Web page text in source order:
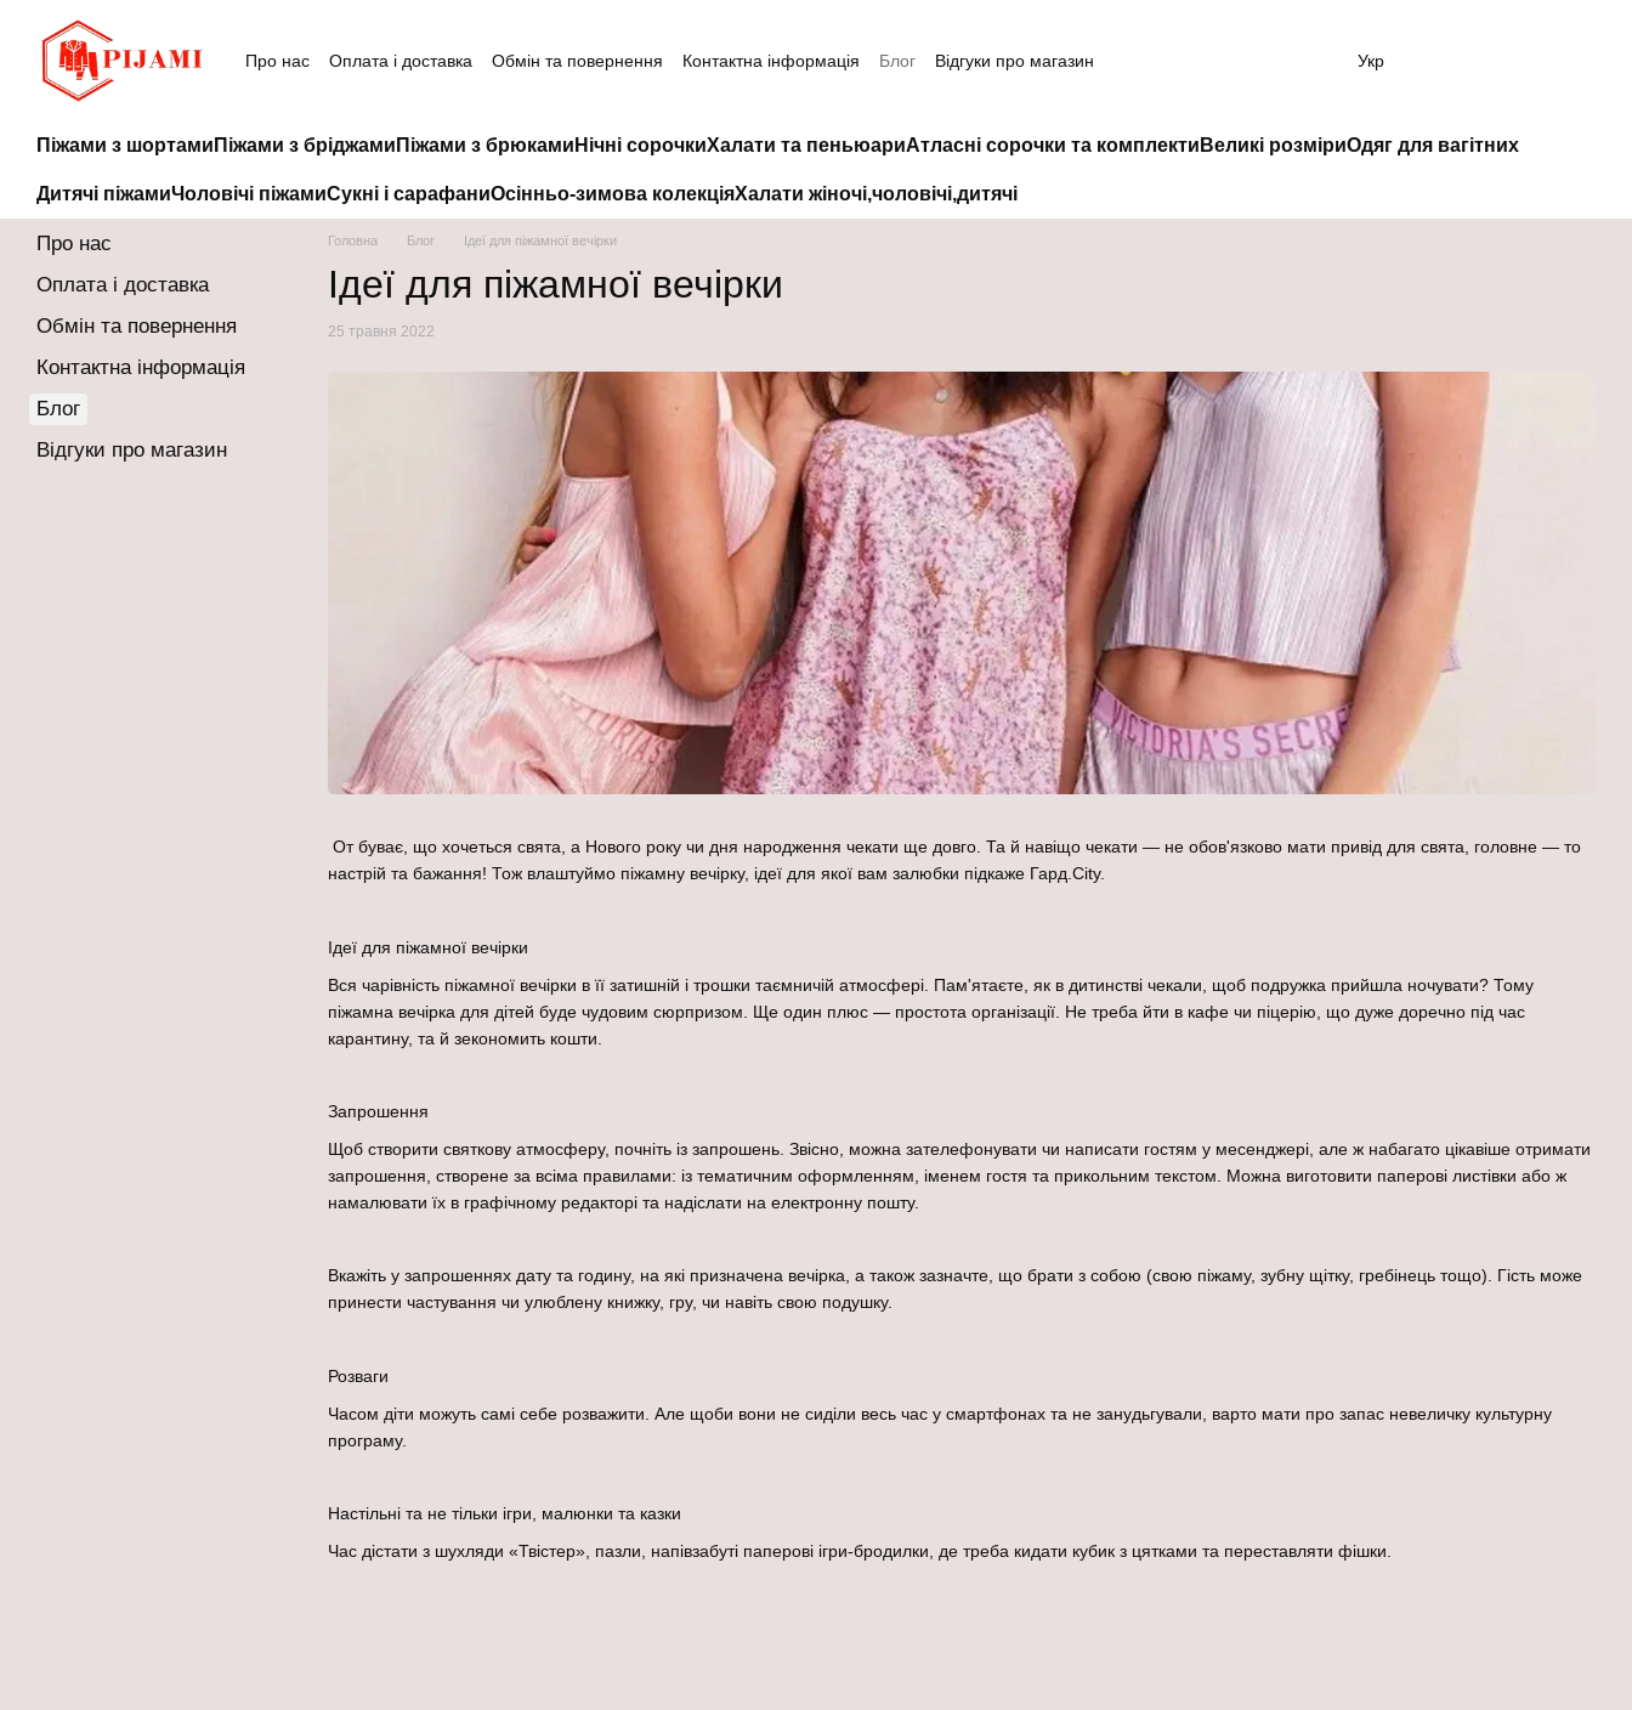
Перейти до основного контенту
Про нас Оплата і доставка Обмін та повернення Контактна інформація Блог Відгуки про магазин Укр
Піжами з шортами Піжами з бріджами Піжами з брюками Нічні сорочкиХалати та пеньюариАтласні сорочки та комплекти Великі розміриОдяг для вагітних
Дитячі піжамиЧоловічі піжамиСукні і сарафаниОсінньо-зимова колекціяХалати жіночі,чоловічі,дитячі
Головна Блог Ідеї для піжамної вечірки
Ідеї для піжамної вечірки
25 травня 2022
От буває, що хочеться свята, а Нового року чи дня народження чекати ще довго. Та й навіщо чекати — не обов'язково мати привід для свята, головне — то
настрій та бажання! Тож влаштуймо піжамну вечірку, ідеї для якої вам залюбки підкаже Гард.City.
Ідеї для піжамної вечірки
Вся чарівність піжамної вечірки в її затишній і трошки таємничій атмосфері. Пам'ятаєте, як в дитинстві чекали, щоб подружка прийшла ночувати? Тому
піжамна вечірка для дітей буде чудовим сюрпризом. Ще один плюс — простота організації. Не треба йти в кафе чи піцерію, що дуже доречно під час
карантину, та й зекономить кошти.
Запрошення
Щоб створити святкову атмосферу, почніть із запрошень. Звісно, можна зателефонувати чи написати гостям у месенджері, але ж набагато цікавіше отримати
запрошення, створене за всіма правилами: із тематичним оформленням, іменем гостя та прикольним текстом. Можна виготовити паперові листівки або ж
намалювати їх в графічному редакторі та надіслати на електронну пошту.
Вкажіть у запрошеннях дату та годину, на які призначена вечірка, а також зазначте, що брати з собою (свою піжаму, зубну щітку, гребінець тощо). Гість може
принести частування чи улюблену книжку, гру, чи навіть свою подушку.
Розваги
Часом діти можуть самі себе розважити. Але щоби вони не сиділи весь час у смартфонах та не занудьгували, варто мати про запас невеличку культурну
програму.
Настільні та не тільки ігри, малюнки та казки
Час дістати з шухляди «Твістер», пазли, напівзабуті паперові ігри-бродилки, де треба кидати кубик з цятками та переставляти фішки.
Про нас
Оплата і доставка
Обмін та повернення
Контактна інформація
Блог
Відгуки про магазин